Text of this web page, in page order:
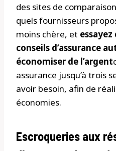
des sites de
quels fournisseurs
moins chère, et
conseils d’assurance
économiser de l’argent
assurance jusqu’à trois
avoir besoin, afin de
économies.
Escroqueries aux